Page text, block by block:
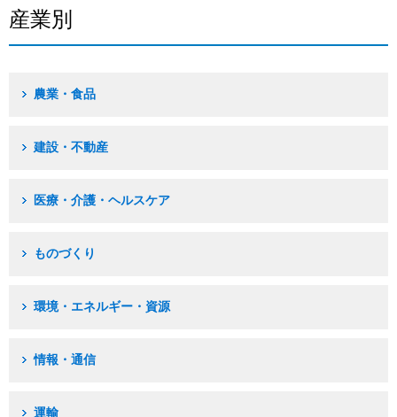
産業別
農業・食品
建設・不動産
医療・介護・ヘルスケア
ものづくり
環境・エネルギー・資源
情報・通信
運輸